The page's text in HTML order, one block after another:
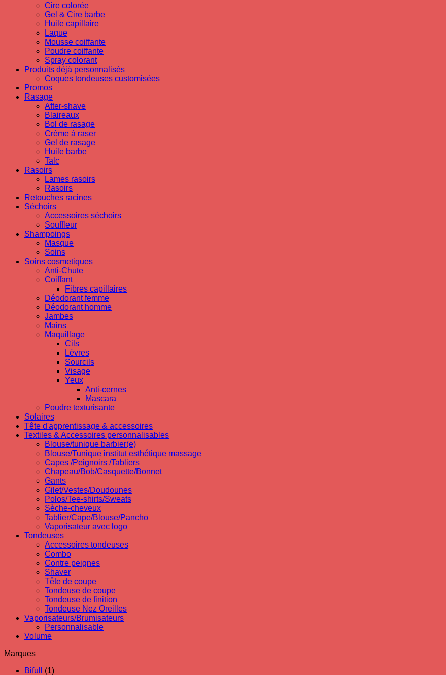
Cire colorée
Gel & Cire barbe
Huile capillaire
Laque
Mousse coiffante
Poudre coiffante
Spray colorant
Produits déjà personnalisés
Coques tondeuses customisées
Promos
Rasage
After-shave
Blaireaux
Bol de rasage
Crème à raser
Gel de rasage
Huile barbe
Talc
Rasoirs
Lames rasoirs
Rasoirs
Retouches racines
Séchoirs
Accessoires séchoirs
Souffleur
Shampoings
Masque
Soins
Soins cosmetiques
Anti-Chute
Coiffant
Fibres capillaires
Déodorant femme
Déodorant homme
Jambes
Mains
Maquillage
Cils
Lèvres
Sourcils
Visage
Yeux
Anti-cernes
Mascara
Poudre texturisante
Solaires
Tête d'apprentissage & accessoires
Textiles & Accessoires personnalisables
Blouse/tunique barbier(e)
Blouse/Tunique institut esthétique massage
Capes /Peignoirs /Tabliers
Chapeau/Bob/Casquette/Bonnet
Gants
Gilet/Vestes/Doudounes
Polos/Tee-shirts/Sweats
Sèche-cheveux
Tablier/Cape/Blouse/Pancho
Vaporisateur avec logo
Tondeuses
Accessoires tondeuses
Combo
Contre peignes
Shaver
Tête de coupe
Tondeuse de coupe
Tondeuse de finition
Tondeuse Nez Oreilles
Vaporisateurs/Brumisateurs
Personnalisable
Volume
Marques
Bifull
(1)